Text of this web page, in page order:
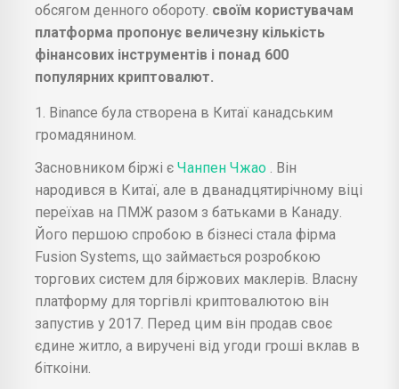
обсягом денного обороту. своїм користувачам
платформа пропонує величезну кількість
фінансових інструментів і понад 600
популярних криптовалют.
1. Binance була створена в Китаї канадським
громадянином.
Засновником біржі є Чанпен Чжао
. Він
народився в Китаї, але в дванадцятирічному віці
переїхав на ПМЖ разом з батьками в Канаду.
Його першою спробою в бізнесі стала фірма
Fusion Systems, що займається розробкою
торгових систем для біржових маклерів. Власну
платформу для торгівлі криптовалютою він
запустив у 2017. Перед цим він продав своє
єдине житло, а виручені від угоди гроші вклав в
біткоіни.